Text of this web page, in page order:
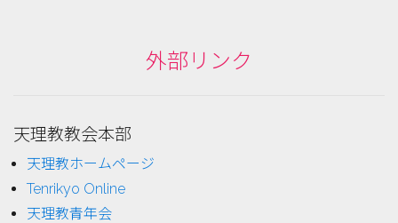
外部リンク
天理教教会本部
天理教ホームページ
Tenrikyo Online
天理教青年会